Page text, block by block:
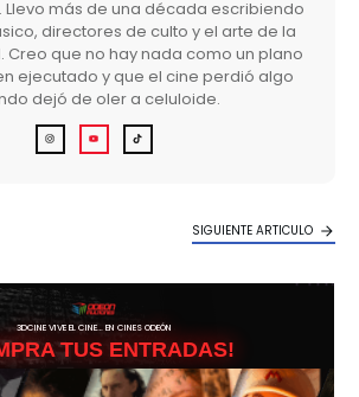
Llevo más de una década escribiendo
directores de culto y el arte de la
Creo que no hay nada como un plano
ejecutado y que el cine perdió algo
dejó de oler a celuloide.
SIGUIENTE ARTICULO
3DCINE VIVE EL CINE… EN CINES ODEÓN
TUS ENTRADAS!